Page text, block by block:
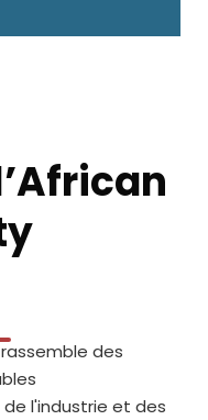
des
l'industrie et des